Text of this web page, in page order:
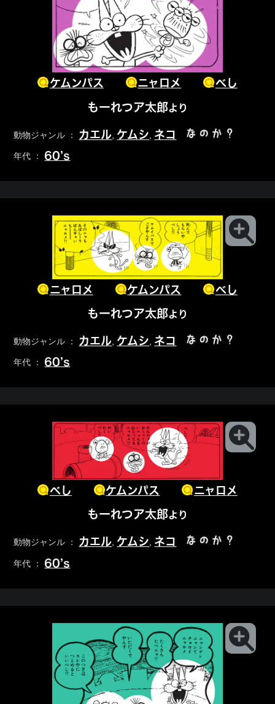
ケムンパス ニャロメ べし
もーれつア太郎より
動物ジャンル ： カエル ケムシ ネコ なのか？
年代 ： 60’s
ニャロメ ケムンパス べし
もーれつア太郎より
動物ジャンル ： カエル ケムシ ネコ なのか？
年代 ： 60’s
べし ケムンパス ニャロメ
もーれつア太郎より
動物ジャンル ： カエル, ケムシ, ネコ なのか？
年代 ： 60’s